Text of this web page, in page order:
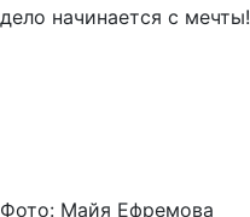
дело начинается с мечты!
Фото: Майя Ефремова